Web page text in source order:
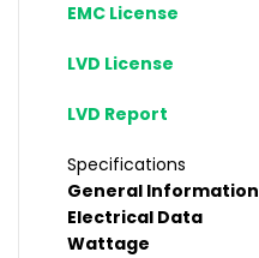
EMC License
LVD License
LVD Report
Specifications
General Information
Electrical Data
Wattage